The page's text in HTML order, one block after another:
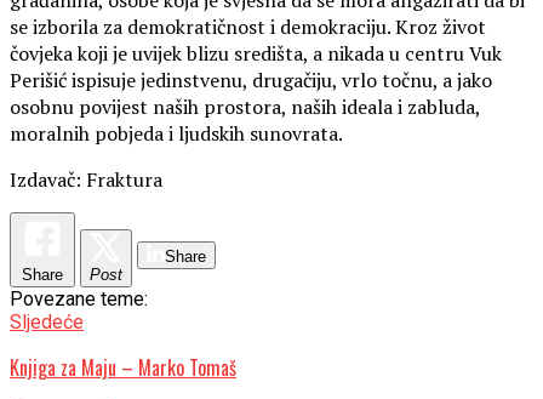
se izborila za demokratičnost i demokraciju. Kroz život
čovjeka koji je uvijek blizu središta, a nikada u centru Vuk
Perišić ispisuje jedinstvenu, drugačiju, vrlo točnu, a jako
osobnu povijest naših prostora, naših ideala i zabluda,
moralnih pobjeda i ljudskih sunovrata.
Izdavač: Fraktura
Share Post
Share
Povezane teme:
Sljedeće
Knjiga za Maju – Marko Tomaš